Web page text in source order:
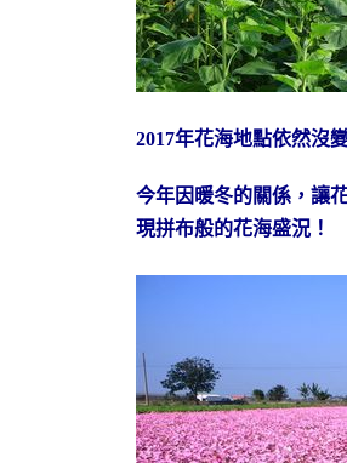
2017年花海地點依然沒
今年因暖冬的關係，讓
現拼布般的花海盛況！